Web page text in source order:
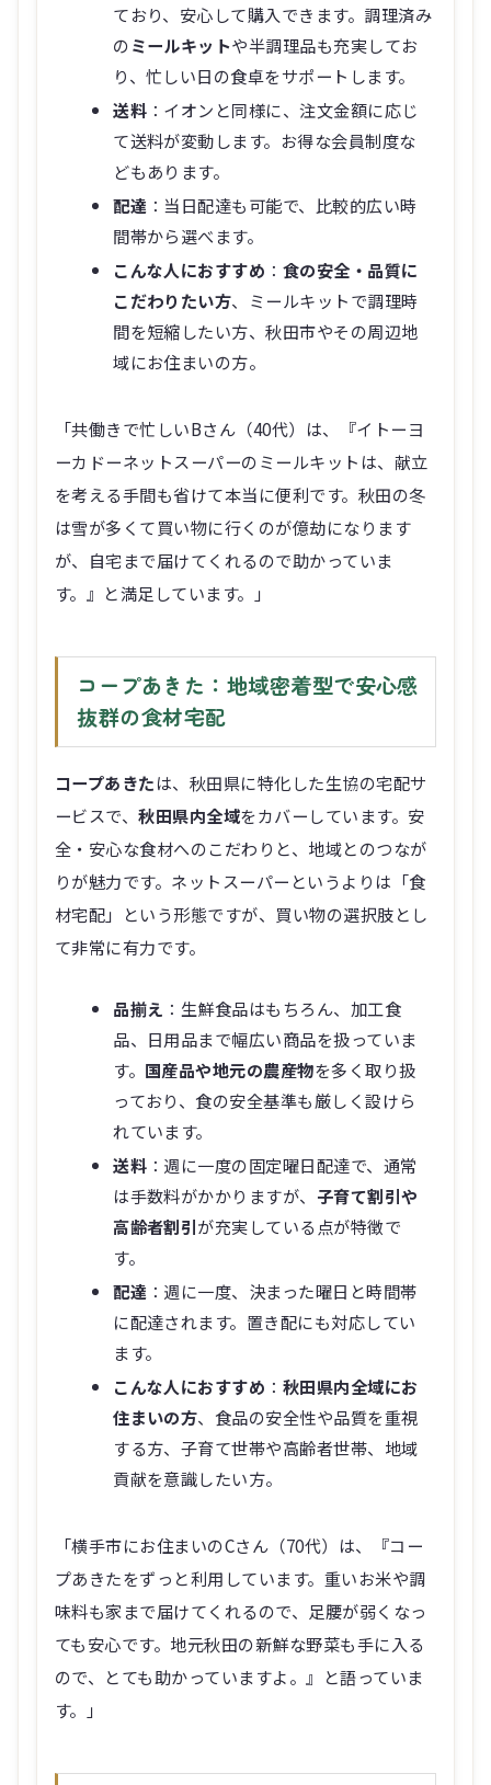
ており、安心して購入できます。調理済み
のミールキットや半調理品も充実してお
り、忙しい日の食卓をサポートします。
送料 ：イオンと同様に、注文金額に応じ
て送料が変動します。お得な会員制度な
どもあります。
配達 ：当日配達も可能で、比較的広い時
間帯から選べます。
こんな人におすすめ ： 食の安全・品質に
こだわりたい方、ミールキットで調理時
間を短縮したい方、秋田市やその周辺地
域にお住まいの方。
「共働きで忙しいBさん（40代）は、『イトーヨ
ーカドーネットスーパーのミールキットは、献立
を考える手間も省けて本当に便利です。秋田の冬
は雪が多くて買い物に行くのが億劫になります
が、自宅まで届けてくれるので助かっていま
す。』と満足しています。」
コープあきた：地域密着型で安心感
抜群の食材宅配
コープあきたは、秋田県に特化した生協の宅配サ
ービスで、秋田県内全域をカバーしています。安
全・安心な食材へのこだわりと、地域とのつなが
りが魅力です。ネットスーパーというよりは「食
材宅配」という形態ですが、買い物の選択肢とし
て非常に有力です。
品揃え ：生鮮食品はもちろん、加工食
品、日用品まで幅広い商品を扱っていま
す。 国産品や地元の農産物を多く取り扱
っており、食の安全基準も厳しく設けら
れています。
送料 ：週に一度の固定曜日配達で、通常
は手数料がかかりますが、 子育て割引や
高齢者割引が充実している点が特徴で
す。
配達 ：週に一度、決まった曜日と時間帯
に配達されます。置き配にも対応してい
ます。
こんな人におすすめ ： 秋田県内全域にお
住まいの方、食品の安全性や品質を重視
する方、子育て世帯や高齢者世帯、地域
貢献を意識したい方。
「横手市にお住まいのCさん（70代）は、『コー
プあきたをずっと利用しています。重いお米や調
味料も家まで届けてくれるので、足腰が弱くなっ
ても安心です。地元秋田の新鮮な野菜も手に入る
ので、とても助かっていますよ。』と語っていま
す。」